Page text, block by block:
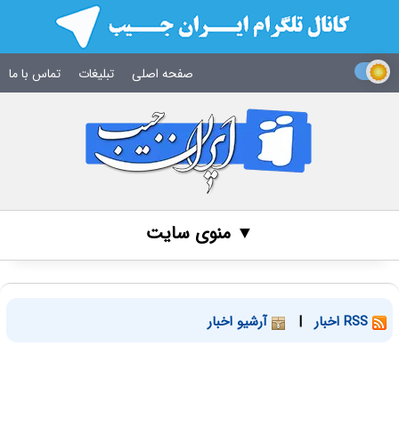
صفحه اصلی تبلیغات تماس با ما
▼ منوی سایت
| آرشیو اخبار